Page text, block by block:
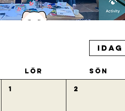
Idag
lör sön
1 2